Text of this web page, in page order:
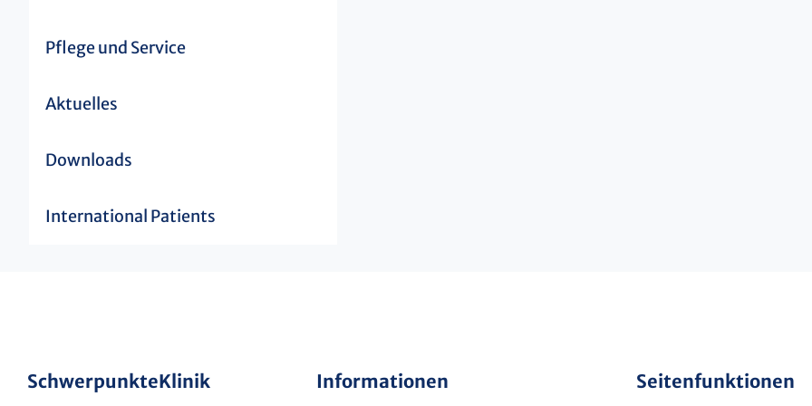
Pflege und Service
Aktuelles
Downloads
International Patients
SchwerpunkteKlinik Informationen Seitenfunktionen